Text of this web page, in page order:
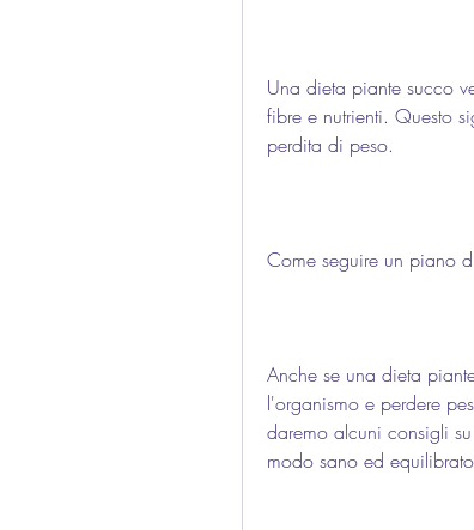
Una dieta piante succo
fibre e nutrienti. Questo
perdita di peso.
Come seguire un piano
Anche se una dieta
l'organismo e perdere
daremo alcuni consigli
modo sano ed